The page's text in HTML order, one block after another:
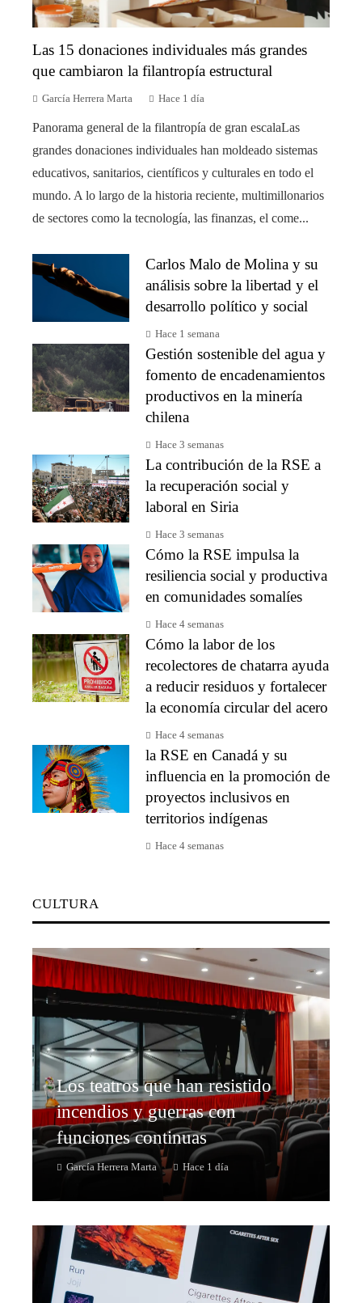
Las 15 donaciones individuales más grandes
que cambiaron la filantropía estructural
García Herrera Marta Hace 1 día
Panorama general de la filantropía de gran escalaLas
grandes donaciones individuales han moldeado sistemas
educativos, sanitarios, científicos y culturales en todo el
mundo. A lo largo de la historia reciente, multimillonarios
de sectores como la tecnología, las finanzas, el come...
Carlos Malo de Molina y su
análisis sobre la libertad y el
desarrollo político y social
Hace 1 semana
Gestión sostenible del agua y
fomento de encadenamientos
productivos en la minería
chilena
Hace 3 semanas
La contribución de la RSE a
la recuperación social y
laboral en Siria
Hace 3 semanas
Cómo la RSE impulsa la
resiliencia social y productiva
en comunidades somalíes
Hace 4 semanas
Cómo la labor de los
recolectores de chatarra ayuda
a reducir residuos y fortalecer
la economía circular del acero
Hace 4 semanas
la RSE en Canadá y su
influencia en la promoción de
proyectos inclusivos en
territorios indígenas
Hace 4 semanas
CULTURA
Los teatros que han resistido
incendios y guerras con
funciones continuas
García Herrera Marta Hace 1 día